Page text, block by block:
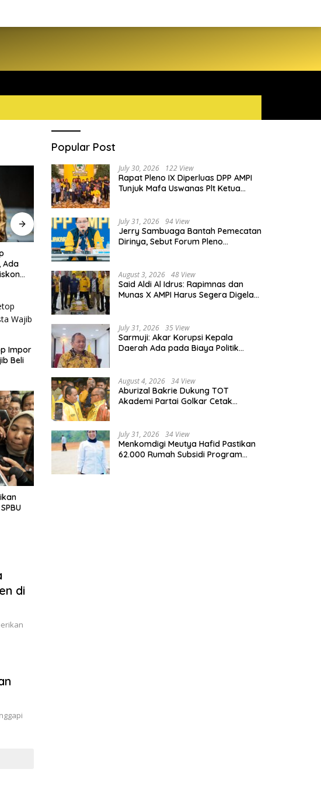
Ada
Firman Soebagyo Tegaskan PUD
dan PPTS Tetap Jadi Pilar
Penyaluran Pupuk Bersubsidi
pada Masyarakat
Impor
Beli
di
Popular Post
July 30, 2026 122 View
Rapat Pleno IX Diperluas DPP AMPI
Tunjuk Mafa Uswanas Plt Ketua
July 31, 2026 94 View
Jerry Sambuaga Bantah Pemecatan
Dirinya, Sebut Forum Pleno
August 3, 2026 48 View
Said Aldi Al Idrus: Rapimnas dan
Munas X AMPI Harus Segera Digelar
July 31, 2026 35 View
Sarmuji: Akar Korupsi Kepala
Daerah Ada pada Biaya Politik
August 4, 2026 34 View
Aburizal Bakrie Dukung TOT
Akademi Partai Golkar Cetak
July 31, 2026 34 View
Menkomdigi Meutya Hafid Pastikan
62.000 Rumah Subsidi Program